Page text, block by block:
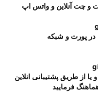
در پورت و شبکه
از طریق پشتیبانی انلاین
فرمایید